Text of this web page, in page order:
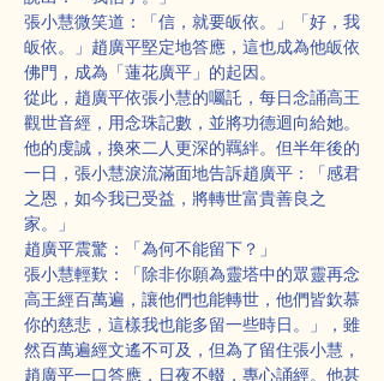
張小慧微笑道：「信，就要皈依。」「好，我
皈依。」趙廣平堅定地答應，這也成為他皈依
佛門，成為「蓮花廣平」的起因。
從此，趙廣平依張小慧的囑託，每日念誦高王
觀世音經，用念珠記數，並將功德迴向給她。
他的虔誠，換來二人更深的羈絆。但半年後的
一日，張小慧淚流滿面地告訴趙廣平：「感君
之恩，如今我已受益，將轉世富貴善良之
家。」
趙廣平震驚：「為何不能留下？」
張小慧輕歎：「除非你願為靈塔中的眾靈再念
高王經百萬遍，讓他們也能轉世，他們皆欽慕
你的慈悲，這樣我也能多留一些時日。」，雖
然百萬遍經文遙不可及，但為了留住張小慧，
趙廣平一口答應，日夜不輟，專心誦經。他甚